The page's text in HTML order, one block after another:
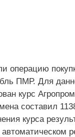
операцию
ПМР. Для
курс
составил
курса
автоматическом